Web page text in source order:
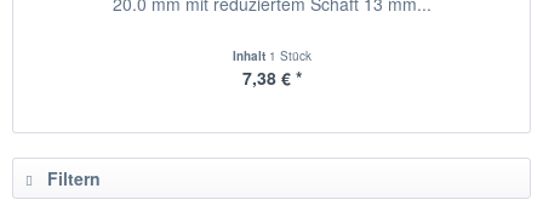
Inhalt 1 Stück
7,38 € *
Filtern